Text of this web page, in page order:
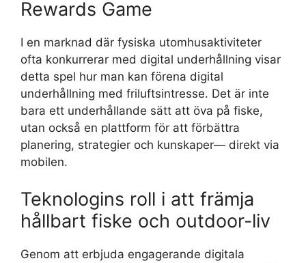
Rewards Game
I en marknad där fysiska utomhusaktiviteter
ofta konkurrerar med digital underhållning visar
detta spel hur man kan förena digital
underhållning med friluftsintresse. Det är inte
bara ett underhållande sätt att öva på fiske,
utan också en plattform för att förbättra
planering, strategier och kunskaper— direkt via
mobilen.
Teknologins roll i att främja
hållbart fiske och outdoor-liv
Genom att erbjuda engagerande digitala